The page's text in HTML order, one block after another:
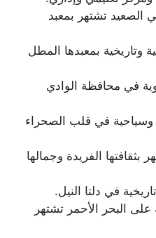
الصعيد تشتهر بمعبد
وتاريخية بمعبدها المطل
في محافظة الوادي
وسياحية في قلب الصحراء
بثقافتها الفريدة وجمالها
في دلتا النيل.
البحر الأحمر تشتهر